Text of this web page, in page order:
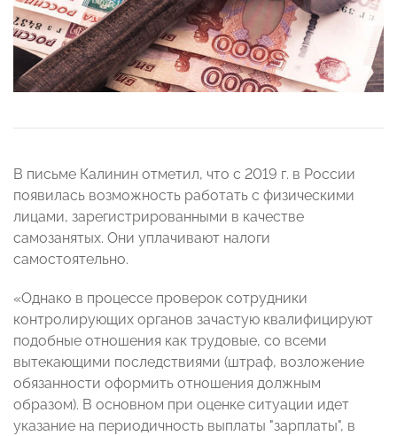
В письме Калинин отметил, что с 2019 г. в России
появилась возможность работать с физическими
лицами, зарегистрированными в качестве
самозанятых. Они уплачивают налоги
самостоятельно.
«Однако в процессе проверок сотрудники
контролирующих органов зачастую квалифицируют
подобные отношения как трудовые, со всеми
вытекающими последствиями (штраф, возложение
обязанности оформить отношения должным
образом). В основном при оценке ситуации идет
указание на периодичность выплаты "зарплаты", в